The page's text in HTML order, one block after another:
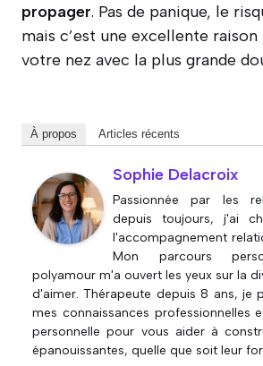
propager. Pas de panique, le
mais c’est une excellente
votre nez avec la plus grande
À propos Articles récents
Sophie Delacroix
Passionnée par les
depuis toujours, j'ai
l'accompagnement
Mon parcours
polyamour m'a ouvert les yeux sur la
d'aimer. Thérapeute depuis 8 ans, je
mes connaissances professionnelles
personnelle pour vous aider à
épanouissantes, quelle que soit leur